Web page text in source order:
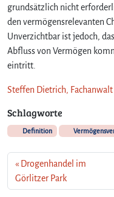
grundsätzlich nicht
den vermögensrelevanten
Unverzichtbar ist jedoch,
Abfluss von Vermögen
eintritt.
Steffen Dietrich,
Schlagworte
Definition
Drogenhandel im
Görlitzer Park